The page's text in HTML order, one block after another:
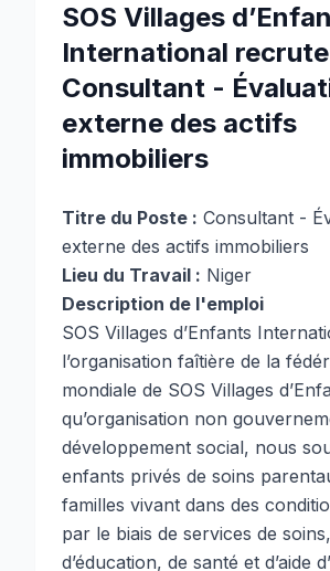
SOS Villages
International
Consultant -
externe des actifs
immobiliers
Titre du Poste : Consultant -
externe des actifs immobiliers
Lieu du Travail : Niger
Description de l'emploi
SOS Villages d’Enfants
l’organisation faîtière de la
mondiale de SOS Villages
qu’organisation non
développement social, nous
enfants privés de soins
familles vivant dans des
par le biais de services de soins,
d’éducation, de santé et d’aide